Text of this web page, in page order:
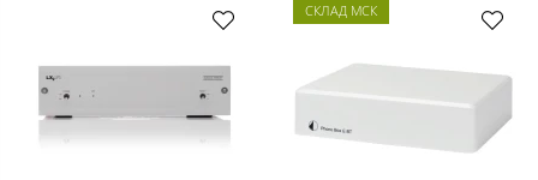
СКЛАД МСК